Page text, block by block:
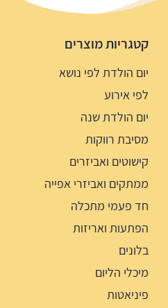
קטגריות מוצרים
יום הולדת לפי נושא
לפי אירוע
יום הולדת שנה
מסיבת רווקות
קישוטים ואביזרים
ממתקים ואביזרי אפייה
חד פעמי מתכלה
הפתעות ואריזות
בלונים
מיכלי הליום
פיניאטות